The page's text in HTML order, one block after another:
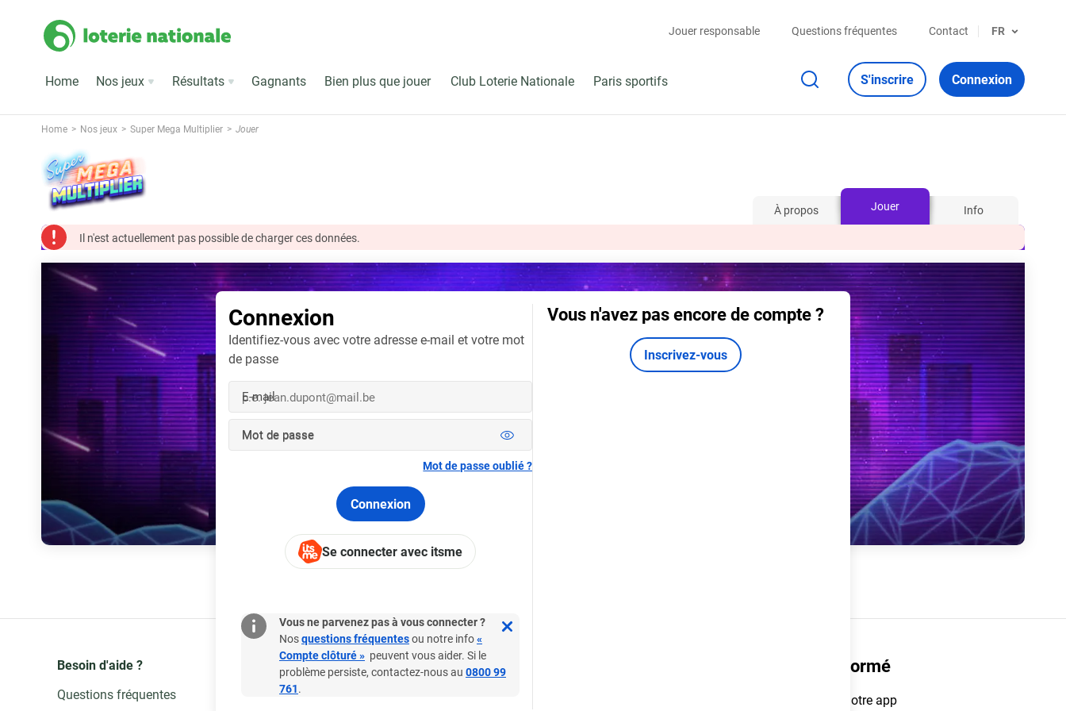
Jouer responsable Questions fréquentes Contact FR
Home Nos jeux Résultats Gagnants Bien plus que jouer Club Loterie Nationale Paris sportifs S'inscrire Connexion
Home Nos jeux Super Mega Multiplier Jouer
À propos Jouer
Info
Il n'est actuellement pas possible de charger ces données.
Besoin d'aide ?
Questions fréquentes
Où et comment jouer
Trouver un point de
Bien plus que jouer
Restez informé
Téléchargez notre app
Connexion
Identifiez-vous avec votre adresse e-mail et votre mot
de passe
E-mail
Mot de passe
Mot de passe oublié ?
Connexion
Se connecter avec itsme
Vous ne parvenez pas à vous connecter ?
Nosquestions fréquentesou notre info«
Compte clôturé » peuvent vous aider. Si le
problème persiste, contactez-nous au 0800 99
761.
Vous n'avez pas encore de compte ?
Inscrivez-vous